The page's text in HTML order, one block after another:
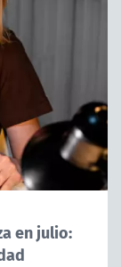
en julio: